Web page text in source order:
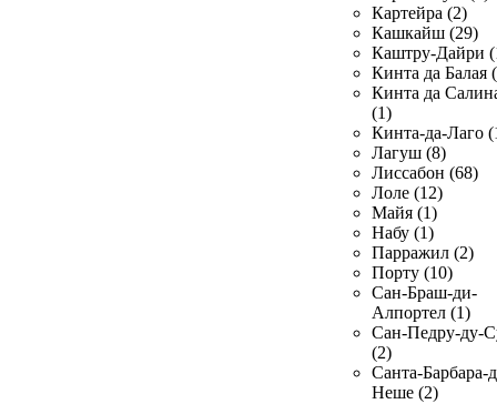
Картейра (2)
Кашкайш (29)
Каштру-Дайри
Кинта да Балая
Кинта да
(1)
Кинта-да-Лаго
Лагуш (8)
Лиссабон (68)
Лоле (12)
Майя (1)
Набу (1)
Парражил (2)
Порту (10)
Сан-Браш-ди-
Алпортел (1)
Сан-Педру-ду-
(2)
Санта-Барбара-
Неше (2)